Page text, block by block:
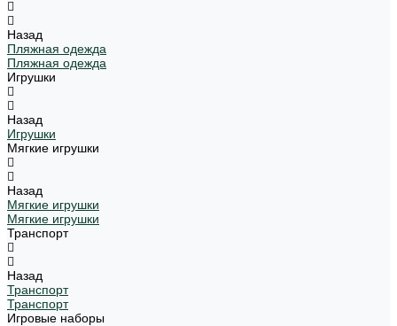
Назад
Пляжная одежда
Пляжная одежда
Игрушки
Назад
Игрушки
Мягкие игрушки
Назад
Мягкие игрушки
Мягкие игрушки
Транспорт
Назад
Транспорт
Транспорт
Игровые наборы